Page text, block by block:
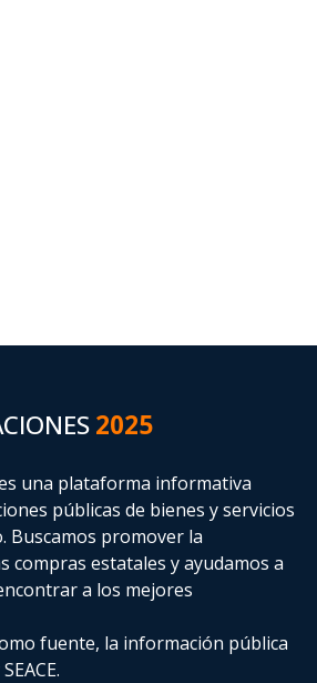
2025
una plataforma informativa
públicas de bienes y servicios
Buscamos promover la
compras estatalesy ayudamos a
a los mejores
fuente, la información pública